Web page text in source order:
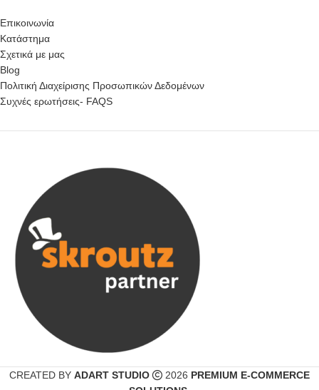
Επικοινωνία
Κατάστημα
Σχετικά με μας
Blog
Πολιτική Διαχείρισης Προσωπικών Δεδομένων
Συχνές ερωτήσεις- FAQS
CREATED BY ADART STUDIO 2026 PREMIUM E-COMMERCE